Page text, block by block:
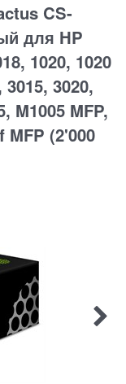
CS-
для HP
1020, 1020
3020,
M1005 MFP,
MFP (2'000